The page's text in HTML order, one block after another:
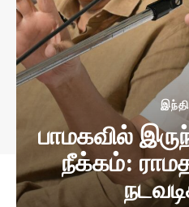
பாமகவில்
நீக்கம்: